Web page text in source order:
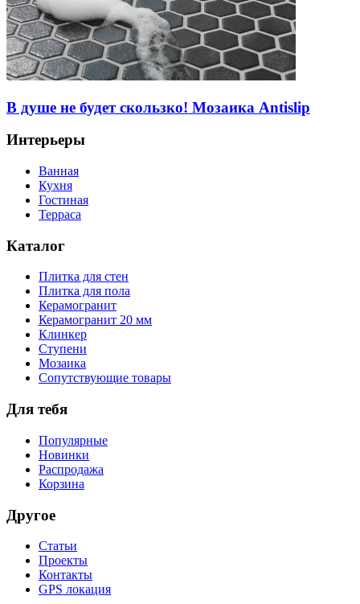
В душе не будет скользко! Мозаика Antislip
Интерьеры
Ванная
Кухня
Гостиная
Терраса
Каталог
Плитка для стен
Плитка для пола
Керамогранит
Керамогранит 20 мм
Клинкер
Ступени
Мозаика
Сопутствующие товары
Для тебя
Популярные
Новинки
Распродажа
Корзина
Другое
Статьи
Проекты
Контакты
GPS локация